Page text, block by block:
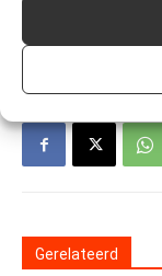
Gerelateerd